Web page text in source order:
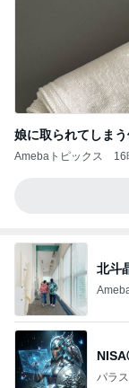
娘に取られてしま
Amebaトピックス 16
北斗
パラ